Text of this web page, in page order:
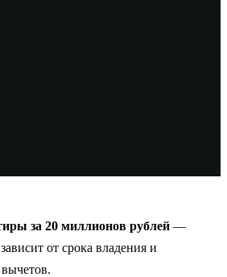
за 20 миллионов рублей —
от срока владения и